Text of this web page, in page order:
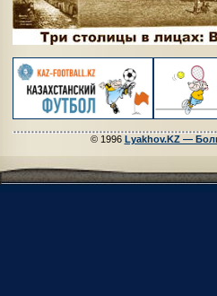
© 1996 Lyakhov.KZ —